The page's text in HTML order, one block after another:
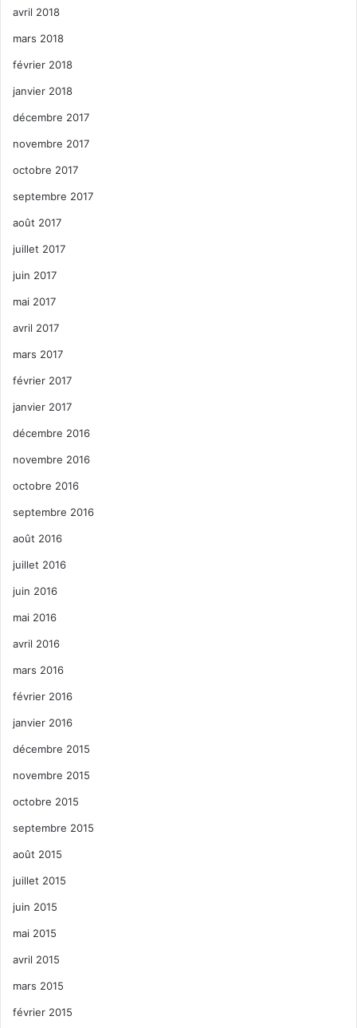
avril 2018
mars 2018
février 2018
janvier 2018
décembre 2017
novembre 2017
octobre 2017
septembre 2017
août 2017
juillet 2017
juin 2017
mai 2017
avril 2017
mars 2017
février 2017
janvier 2017
décembre 2016
novembre 2016
octobre 2016
septembre 2016
août 2016
juillet 2016
juin 2016
mai 2016
avril 2016
mars 2016
février 2016
janvier 2016
décembre 2015
novembre 2015
octobre 2015
septembre 2015
août 2015
juillet 2015
juin 2015
mai 2015
avril 2015
mars 2015
février 2015